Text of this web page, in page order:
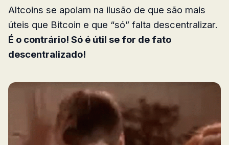
Altcoins se apoiam na ilusão de que são mais
úteis que Bitcoin e que “só” falta descentralizar.
É o contrário! Só é útil se for de fato
descentralizado!